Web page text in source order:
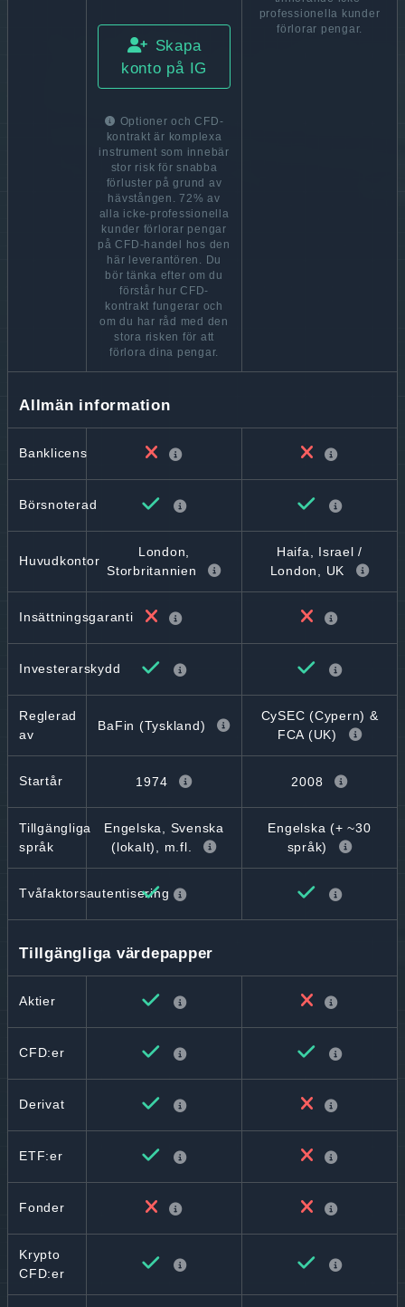
Skapa
konto på IG
Optioner och CFD-
kontrakt är komplexa
instrument som innebär
stor risk för snabba
förluster på grund av
hävstången. 72% av
alla icke-professionella
kunder förlorar pengar
på CFD-handel hos den
här leverantören. Du
bör tänka efter om du
förstår hur CFD-
kontrakt fungerar och
om du har råd med den
stora risken för att
förlora dina pengar.
professionella kunder
förlorar pengar.
Allmän information
Banklicens
Börsnoterad
Huvudkontor
London,
Storbritannien
Haifa, Israel /
London, UK
Insättningsgaranti
Investerarskydd
Reglerad
av
BaFin (Tyskland)
CySEC (Cypern) &
FCA (UK)
Startår 1974 2008
Tillgängliga
språk
Engelska, Svenska
(lokalt), m.fl.
Engelska (+ ~30
språk)
Tvåfaktorsautentisering
Tillgängliga värdepapper
Aktier
CFD:er
Derivat
ETF:er
Fonder
Krypto
CFD:er